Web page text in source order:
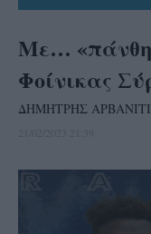
Με…
Φοίνικας
ΔΗΜΗΤΡΗΣ